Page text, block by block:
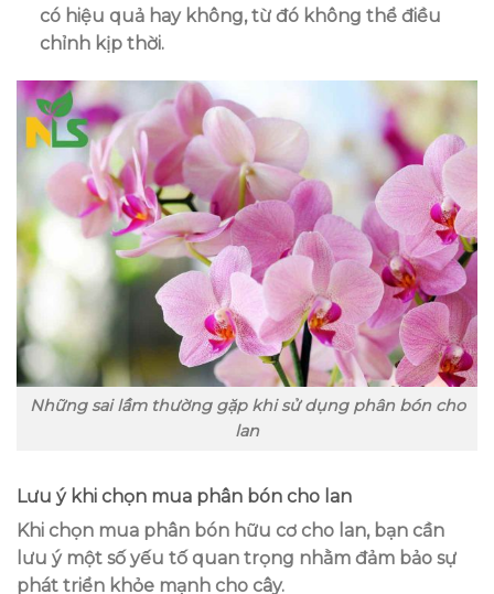
có hiệu quả hay không, từ đó không thể điều
chỉnh kịp thời.
Những sai lầm thường gặp khi sử dụng phân bón cho
lan
Lưu ý khi chọn mua phân bón cho lan
Khi chọn mua phân bón hữu cơ cho lan, bạn cần
lưu ý một số yếu tố quan trọng nhằm đảm bảo sự
phát triển khỏe mạnh cho cây.